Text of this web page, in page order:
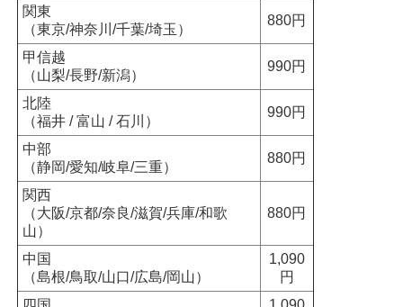
関東
（東京/神奈川/千葉/埼玉）
880円
甲信越
（山梨/長野/新潟）
990円
北陸
（福井 / 富山 / 石川）
990円
中部
（静岡/愛知/岐阜/三重）
880円
関西
（大阪/京都/奈良/滋賀/兵庫/和歌
山）
880円
中国
（島根/鳥取/山口/広島/岡山）
1,090
円